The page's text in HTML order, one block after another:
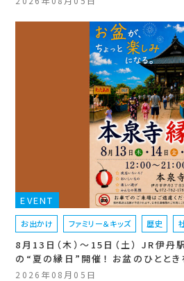
EVENT
お出かけ ファミリー＆キッズ 歴史
8月13日（木）〜15日（土） JR伊丹
の“夏の縁日”開催！ お盆のひととき
2026年08月05日